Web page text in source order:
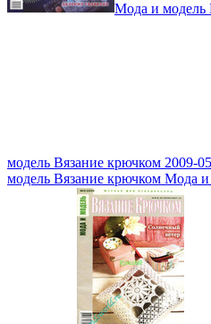
Мода и модель
модель Вязание крючком 2009-05
модель Вязание крючком Мода